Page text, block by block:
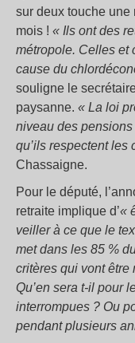
sur deux touche une
mois ! « Ils ont des
métropole. Celles et
cause du
souligne le
paysanne. « La loi
niveau des
qu’ils respectent les
Chassaigne.
Pour le député,
retraite implique d’«
veiller à ce que le
met dans les 85 %
critères qui vont être
Qu’en sera t-il pour
interrompues ? Ou
pendant plusieurs